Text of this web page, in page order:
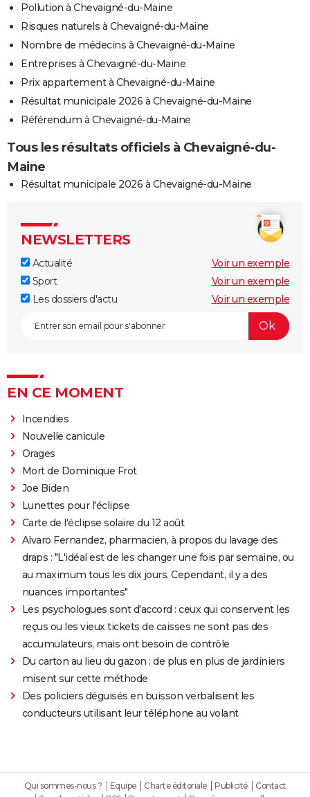
Pollution à Chevaigné-du-Maine
Risques naturels à Chevaigné-du-Maine
Nombre de médecins à Chevaigné-du-Maine
Entreprises à Chevaigné-du-Maine
Prix appartement à Chevaigné-du-Maine
Résultat municipale 2026 à Chevaigné-du-Maine
Référendum à Chevaigné-du-Maine
Tous les résultats officiels à Chevaigné-du-
Maine
Résultat municipale 2026 à Chevaigné-du-Maine
NEWSLETTERS
Actualité
Voir un exemple
Sport
Voir un exemple
Les dossiers d'actu
Voir un exemple
EN CE MOMENT
Incendies
Nouvelle canicule
Orages
Mort de Dominique Frot
Joe Biden
Lunettes pour l'éclipse
Carte de l'éclipse solaire du 12 août
Alvaro Fernandez, pharmacien, à propos du lavage des
draps : "L'idéal est de les changer une fois par semaine, ou
au maximum tous les dix jours. Cependant, il y a des
nuances importantes"
Les psychologues sont d'accord : ceux qui conservent les
reçus ou les vieux tickets de caisses ne sont pas des
accumulateurs, mais ont besoin de contrôle
Du carton au lieu du gazon : de plus en plus de jardiniers
misent sur cette méthode
Des policiers déguisés en buisson verbalisent les
conducteurs utilisant leur téléphone au volant
Qui sommes-nous ? Equipe Charte éditoriale Publicité
Contact